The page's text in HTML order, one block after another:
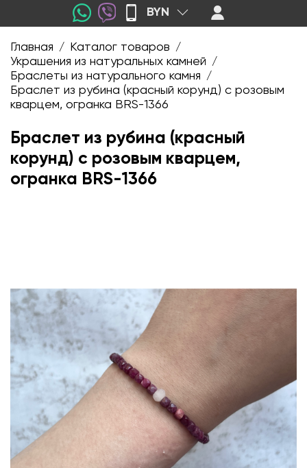
BYN
Главная / Каталог товаров /
Украшения из натуральных камней /
Браслеты из натурального камня /
Браслет из рубина (красный корунд) с розовым
кварцем, огранка BRS-1366
Браслет из рубина (красный
корунд) с розовым кварцем,
огранка BRS-1366